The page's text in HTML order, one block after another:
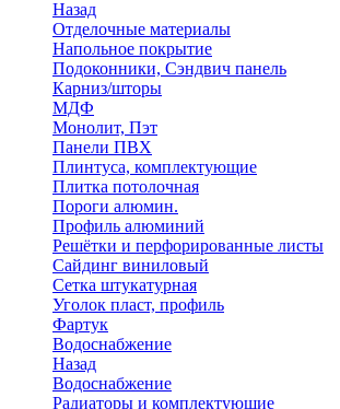
Назад
Отделочные материалы
Напольное покрытие
Подоконники, Сэндвич панель
Карниз/шторы
МДФ
Монолит, Пэт
Панели ПВХ
Плинтуса, комплектующие
Плитка потолочная
Пороги алюмин.
Профиль алюминий
Решётки и перфорированные листы
Сайдинг виниловый
Сетка штукатурная
Уголок пласт, профиль
Фартук
Водоснабжение
Назад
Водоснабжение
Радиаторы и комплектующие